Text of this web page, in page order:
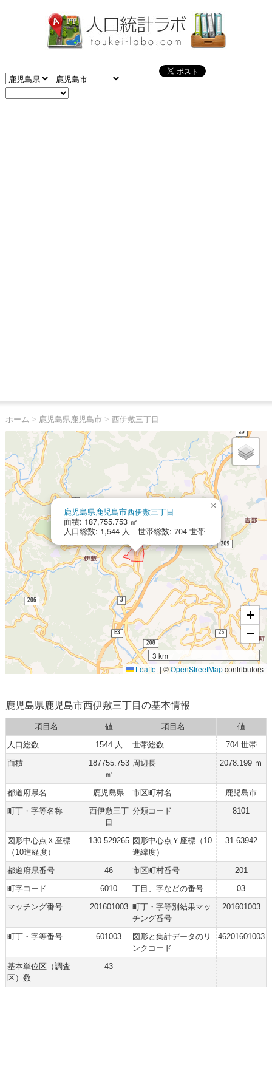
ホーム > 鹿児島県鹿児島市> 西伊敷三丁目
鹿児島県鹿児島市西伊敷三丁目
面積: 187,755.753 ㎡
人口総数: 1,544 人 世帯総数: 704 世帯
×
+
−
3 km
Leaflet | ©OpenStreetMapcontributors
鹿児島県鹿児島市西伊敷三丁目の基本情報
項目名 値 項目名
値
人口総数
1544 人 世帯総数
704 世帯
面積
187755.753
㎡
周辺長 2078.199 ｍ
都道府県名 鹿児島県 市区町村名
鹿児島市
町丁・字等名称
西伊敷三丁
目
分類コード 8101
図形中心点Ｘ座標
（10進経度）
130.529265 図形中心点Ｙ座標（10
進緯度）
31.63942
都道府県番号 46 市区町村番号
201
町字コード
6010 丁目、字などの番号
03
マッチング番号
201601003 町丁・字等別結果マッ
チング番号
201601003
町丁・字等番号 601003
図形と集計データのリ
ンクコード
46201601003
基本単位区（調査
区）数
43